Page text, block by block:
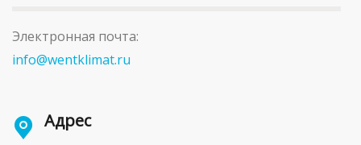
Электронная почта:
info@wentklimat.ru
Адрес